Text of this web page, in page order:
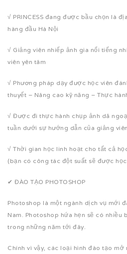
√ PRINCESS đang được bầu chọn là
hàng đầu Hà Nội
√ Giảng viên nhiếp ảnh gia nổi tiếng
viên yên tâm
√ Phương pháp dạy được học viên
thuyết – Nâng cao kỹ năng – Thực
√ Được đi thực hành chụp ảnh dã
tuần dưới sự hướng dẫn của giảng viên
√ Thời gian học linh hoạt cho tất cả
(bạn có công tác đột suất sẽ được
✔ ĐÀO TẠO PHOTOSHOP
Photoshop là một ngành dịch vụ mới
Nam. Photoshop hứa hẹn sẽ có nhiều
trong những năm tới đây.
Chính vì vậy, các loại hình đào tạo mở